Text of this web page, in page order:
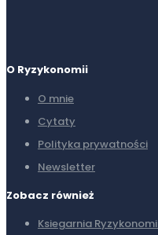
O Ryzykonomii
O mnie
Cytaty
Polityka prywatności
Newsletter
Zobacz również
Ksiegarnia